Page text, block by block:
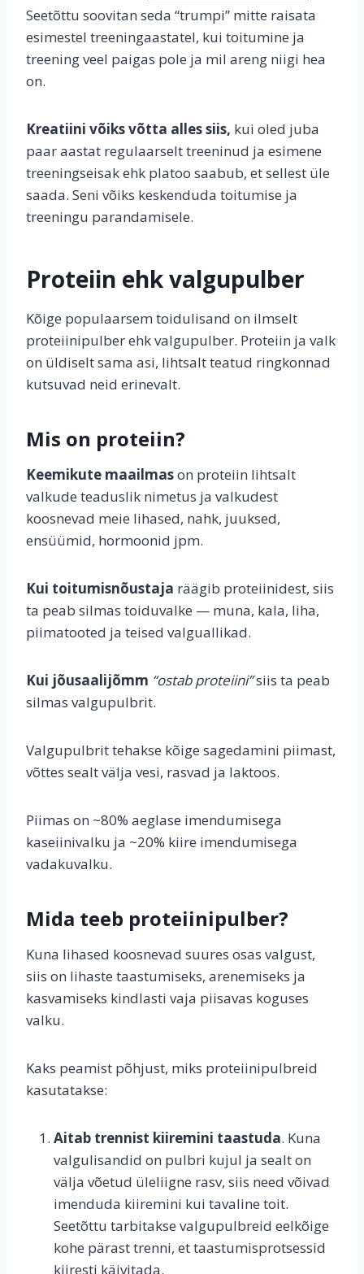
Seetõttu soovitan seda “trumpi” mitte raisata
esimestel treeningaastatel, kui toitumine ja
treening veel paigas pole ja mil areng niigi hea
on.
Kreatiini võiks võtta alles siis, kui oled juba
paar aastat regulaarselt treeninud ja esimene
treeningseisak ehk platoo saabub, et sellest üle
saada. Seni võiks keskenduda toitumise ja
treeningu parandamisele.
Proteiin ehk valgupulber
Kõige populaarsem toidulisand on ilmselt
proteiinipulber ehk valgupulber. Proteiin ja valk
on üldiselt sama asi, lihtsalt teatud ringkonnad
kutsuvad neid erinevalt.
Mis on proteiin?
Keemikute maailmason proteiin lihtsalt
valkude teaduslik nimetus ja valkudest
koosnevad meie lihased, nahk, juuksed,
ensüümid, hormoonid jpm.
Kui toitumisnõustaja räägib proteiinidest, siis
ta peab silmas toiduvalke — muna, kala, liha,
piimatooted ja teised valguallikad.
Kui jõusaalijõmm “ostab proteiini”siis ta peab
silmas valgupulbrit.
Valgupulbrit tehakse kõige sagedamini piimast,
võttes sealt välja vesi, rasvad ja laktoos.
Piimas on ~80% aeglase imendumisega
kaseiinivalku ja ~20% kiire imendumisega
vadakuvalku.
Mida teeb proteiinipulber?
Kuna lihased koosnevad suures osas valgust,
siis on lihaste taastumiseks, arenemiseks ja
kasvamiseks kindlasti vaja piisavas koguses
valku.
Kaks peamist põhjust, miks proteiinipulbreid
kasutatakse:
Aitab trennist kiiremini taastuda. Kuna
valgulisandid on pulbri kujul ja sealt on
välja võetud üleliigne rasv, siis need võivad
imenduda kiiremini kui tavaline toit.
Seetõttu tarbitakse valgupulbreid eelkõige
kohe pärast trenni, et taastumisprotsessid
kiiresti käivitada.